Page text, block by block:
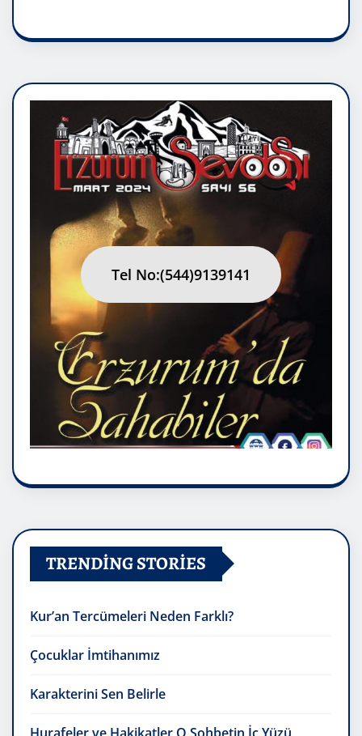
Tel No:(544)9139141
TRENDING STORIES
Kur’an Tercümeleri Neden Farklı?
Çocuklar İmtihanımız
Karakterini Sen Belirle
Hurafeler ve Hakikatler O Sohbetin İç Yüzü